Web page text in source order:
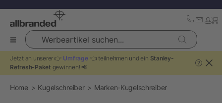
Werbeartikel suchen...
Jetzt an unserer 👉 Umfrage👈 teilnehmen und ein Stanley-
Refresh-Paket gewinnen! 📢
?
Home Kugelschreiber Marken-Kugelschreiber